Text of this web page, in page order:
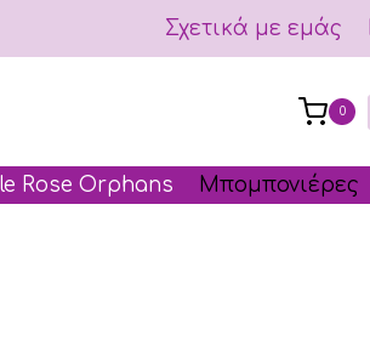
Σχετικά με εμάς
0
Rose Orphans Μπομπονιέρες